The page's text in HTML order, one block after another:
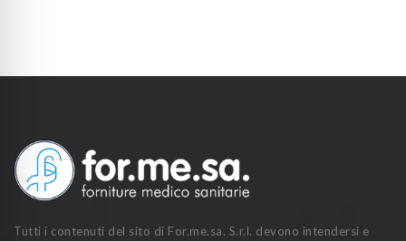
Tutti i contenuti del sito di For.me.sa. S.r.l. devono intendersi e